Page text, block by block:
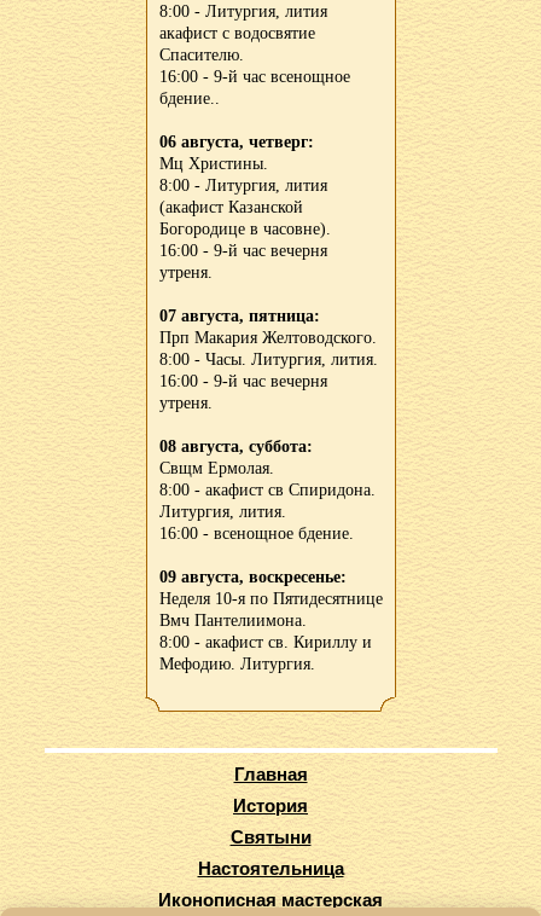
8:00 - Литургия, лития
акафист с водосвятие
Спасителю.
16:00 - 9-й час всенощное
бдение..
06 августа, четверг:
Мц Христины.
8:00 - Литургия, лития
(акафист Казанской
Богородице в часовне).
16:00 - 9-й час вечерня
утреня.
07 августа, пятница:
Прп Макария Желтоводского.
8:00 - Часы. Литургия, лития.
16:00 - 9-й час вечерня
утреня.
08 августа, суббота:
Свщм Ермолая.
8:00 - акафист св Спиридона.
Литургия, лития.
16:00 - всенощное бдение.
09 августа, воскресенье:
Неделя 10-я по Пятидесятнице
Вмч Пантелиимона.
8:00 - акафист св. Кириллу и
Мефодию. Литургия.
Главная
История
Святыни
Настоятельница
Иконописная мастерская